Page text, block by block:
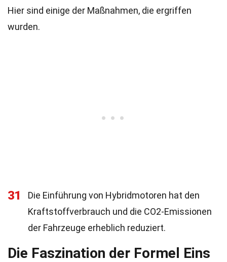
Hier sind einige der Maßnahmen, die ergriffen
wurden.
31
Die Einführung von Hybridmotoren hat den
Kraftstoffverbrauch und die CO2-Emissionen
der Fahrzeuge erheblich reduziert.
Die Faszination der Formel Eins